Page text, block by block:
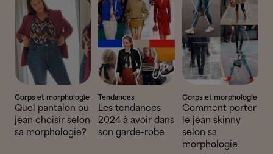
Corps et morphologie
Quel pantalon ou
jean choisir selon
sa morphologie?
Tendances
Les tendances
2024 à avoir dans
son garde-robe
Corps et morphologie
Comment porter
le jean skinny
selon sa
morphologie